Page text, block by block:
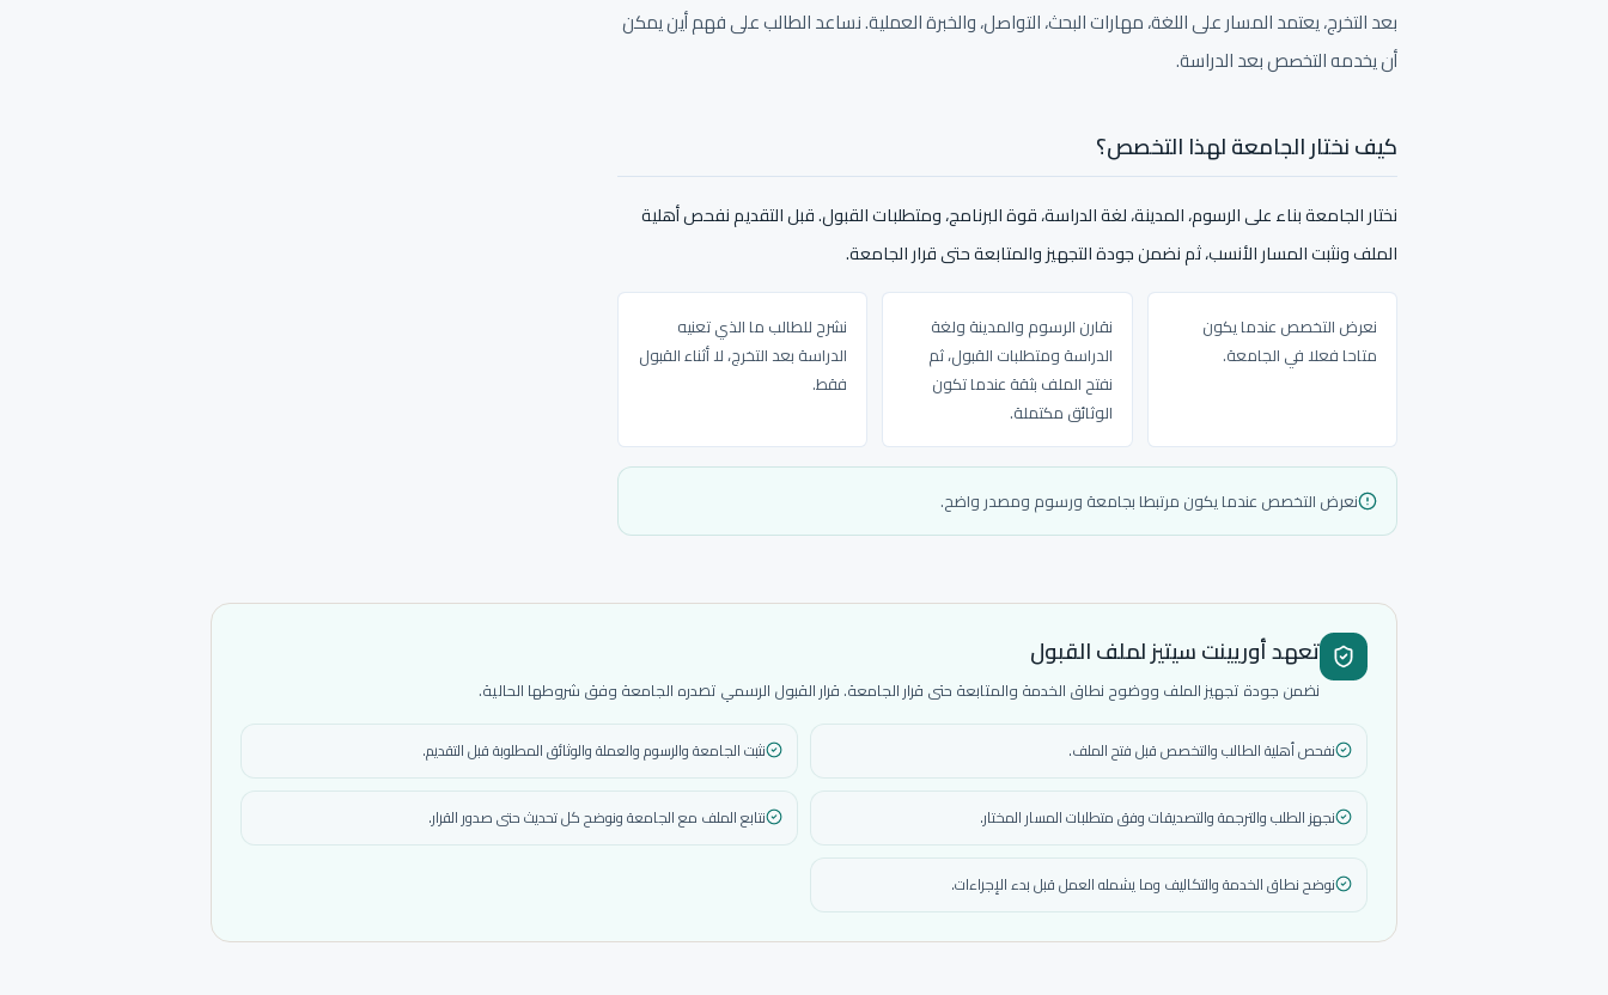
بعد التخرج، يعتمد المسار على اللغة، مهارات البحث، التواصل، والخبرة العملية. نساعد الطالب على فهم أين يمكن
أن يخدمه التخصص بعد الدراسة.
كيف نختار الجامعة لهذا التخصص؟
نختار الجامعة بناء على الرسوم، المدينة، لغة الدراسة، قوة البرنامج، ومتطلبات القبول. قبل التقديم نفحص أهلية
الملف ونثبت المسار الأنسب، ثم نضمن جودة التجهيز والمتابعة حتى قرار الجامعة.
نعرض التخصص عندما يكون
متاحا فعلا في الجامعة.
نقارن الرسوم والمدينة ولغة
الدراسة ومتطلبات القبول، ثم
نفتح الملف بثقة عندما تكون
الوثائق مكتملة.
نشرح للطالب ما الذي تعنيه
الدراسة بعد التخرج، لا أثناء القبول
فقط.
نعرض التخصص عندما يكون مرتبطا بجامعة ورسوم ومصدر واضح.
تعهد أوريينت سيتيز لملف القبول
نضمن جودة تجهيز الملف ووضوح نطاق الخدمة والمتابعة حتى قرار الجامعة. قرار القبول الرسمي تصدره الجامعة وفق شروطها الحالية.
نفحص أهلية الطالب والتخصص قبل فتح الملف. نثبت الجامعة والرسوم والعملة والوثائق المطلوبة قبل التقديم.
نجهز الطلب والترجمة والتصديقات وفق متطلبات المسار المختار. نتابع الملف مع الجامعة ونوضح كل تحديث حتى صدور القرار.
نوضح نطاق الخدمة والتكاليف وما يشمله العمل قبل بدء الإجراءات.